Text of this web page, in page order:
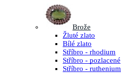
Brože
Žluté zlato
Bílé zlato
Stříbro - rhodium
Stříbro - pozlacené
Stříbro - ruthenium